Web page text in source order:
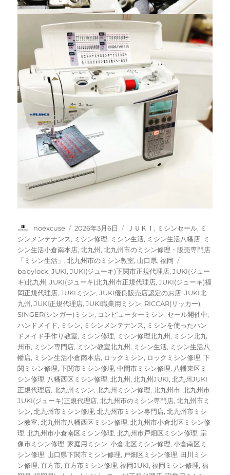
投
稿
者
noexcuse
投
稿
日:
2026年3月6日
カ
テ
ゴ
リ
ー
ＪＵＫＩ , ミシンセール, ミ
シンメンテナンス, ミシン修理, ミシン生活, ミシン生活八幡店, ミ
シン生活小倉南本店,北九州 ,北九州市のミシン修理・販売専門店
「ミシン生活」 ,北九州市のミシン教室, 山口県,福岡
グ
babylock,JUKI,JUKI(ジューキ)下関市正規代理店,JUKI(ジュー
キ)北九州 ,JUKI(ジューキ)北九州市正規代理店,JUKI(ジューキ)福
岡正規代理店,JUKIミシン,JUKI優良販売店認定のお店,JUKI北
九州 ,JUKI正規代理店,JUKI職業用ミシン, RICCAR(リッカー),
SINGER(シンガー)ミシン, コンピューターミシン, セール開催中,
ハンドメイド, ミシン, ミシンメンテナンス, ミシンを使ったハン
ドメイド手作り教室, ミシン修理, ミシン修理北九州 , ミシン北九
州市, ミシン専門店, ミシン教室北九州 , ミシン生活, ミシン生活八
幡店, ミシン生活小倉南本店, ロックミシン, ロックミシン修理,下
関ミシン修理,下関市ミシン修理,中間市ミシン修理, 八幡東区ミ
シン修理, 八幡西区ミシン修理,北九州 ,北九州JUKI,北九州JUKI
正規代理店,北九州ミシン,北九州ミシン修理,北九州市,北九州市
JUKI(ジューキ)正規代理店,北九州市のミシン専門店,北九州市ミ
シン,北九州市ミシン修理,北九州市ミシン専門店,北九州市ミシ
ン教室,北九州市八幡西区ミシン修理,北九州市小倉北区ミシン修
理,北九州市小倉南区ミシン修理,北九州市戸畑区ミシン修理, 宗
像市ミシン修理,家庭用ミシン,小倉北区ミシン修理,小倉南区ミ
シン修理, 山口県下関市ミシン修理, 戸畑区ミシン修理, 田川ミシ
ン修理, 直方市, 直方市ミシン修理,福岡JUKI,福岡ミシン修理,福